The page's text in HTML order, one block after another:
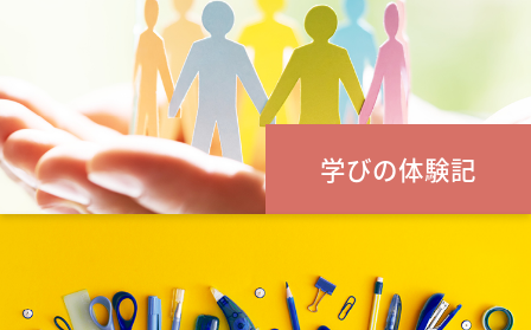
学びの体験記